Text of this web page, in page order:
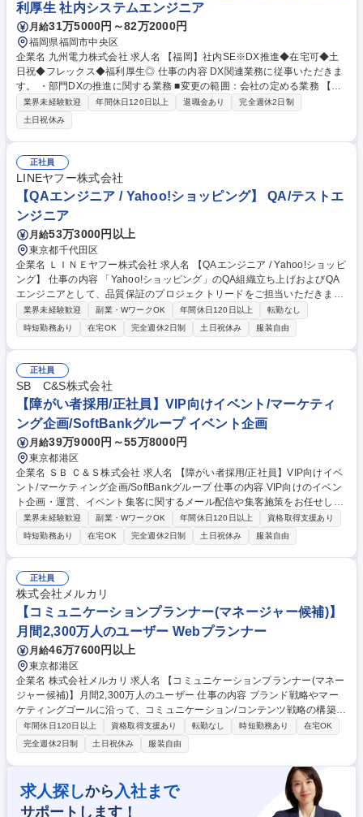
利厚生 社内システムエンジニア
月給31万5000円～82万2000円
福岡県福岡市中央区
企業名 九州電力株式会社 求人名 【福岡】社内SE※DX推進◆在宅可◆土
日祝◆フレックス◆福利厚生◎ 仕事の内容 DX関連業務に従事いただきま
す。 ・部門DXの推進に関する業務 ■変更の範囲：会社の定める業務 【成
長や挑戦を後押しする環境】個人の思い（Will）と九電グループのビジョ
ンを結び付け、人と組織が共に成長しながら価値創出につなげていく人的
資本経営を推進しています。事業を支える専門力の向上に加え、社員の自
律的な成長と学びを支援する教育・研修の充実、多様な人材が活躍できる
環境をつくるための人事評価・処遇制度の見直しなど、自律的な成長・挑
戦を支援する環境整備にも積極的に取り組んでいます。 募集職種 【福
岡】社内SE※DX推進◆在宅可◆土日祝◆フレックス◆福利厚生◎
業界未経験歓迎 年間休日120日以上 退職金あり
完全週休2日制
土日祝休み
正社員
LINEヤフー株式会社
【QAエンジニア / Yahoo!ショッピング】 QA/テストエ
ンジニア
月給53万3000円以上
東京都千代田区
企業名 ＬＩＮＥヤフー株式会社 求人名 【QAエンジニア / Yahoo!ショッピ
ング】 仕事の内容 「Yahoo!ショッピング」のQA組織立ち上げおよびQA
エンジニアとして、品質保証のプロジェクトリードをご担当いただきま
す。これまで「Yahoo!ショッピング」のQA業務は、エンジニアとプロダ
クトマネージャーが 担ってきましたが、サービスの成長・品質課題の高ま
りからQA活動をより促進するために、QA組織の拡大を進めています。■
サービスの特性を考慮した品質目標設定と戦略の策定■品質戦略に基づい
たテスト計画の作成とシステムテスト、受け入れテストの遂行■担当サー
ビスにおけるテストプロセスの設計・運用・実行、および開発チーム内で
の推進■サービス品質向上を意識したサービス企画・技術設計へのQAレビ
ュー 等 募集職種 【QAエンジニア / Yahoo!ショッピング】
業界未経験歓迎 副業・WワークOK 年間休日120日以上
転勤なし
時短勤務あり
在宅OK 完全週休2日制 土日祝休み 服装自由
正社員
SB C&S株式会社
【障がい者採用/正社員】VIP向けイベント/マーケティ
ング企画/SoftBankグループ イベント企画
月給39万9000円～55万8000円
東京都港区
企業名 ＳＢ Ｃ＆Ｓ株式会社 求人名 【障がい者採用/正社員】VIP向けイベ
ント/マーケティング企画/SoftBankグループ 仕事の内容 VIP向けのイベン
ト企画・運営、イベント集客に関するメール配信や集客施策をお任せしま
す。ツール・顧客の関心データ・コンテンツを活用しながら、法人流通事
業全体のデジタルマーケティングを支援する組織です。 ■社内外の各種イ
ベントの企画・運営サポート ■VIPイベントの進行管理 ■イベント当日の運
営・調整※要相談 リスト作成・受付整理 ■関係各所とのコミュニケーショ
ン ※イベント事例：多くの経営層をお招きする大型カンファレンス（年数
回実施）など ※デジタルマーケティングの業務経験もしくは知識ある方
は、デジタルツールをを利用しながら、サイト作成やメール配信、キャン
ペーンの案内など 募集職種 【障がい者採用/正社員】VIP向けイベント/マ
ーケティング企画/SoftBankグループ
業界未経験歓迎 副業・WワークOK 年間休日120日以上
資格取得支援あり
時短勤務あり
在宅OK 完全週休2日制 土日祝休み 服装自由
正社員
株式会社メルカリ
【コミュニケーションプランナー(マネージャー候補)】
月間2,300万人のユーザー Webプランナー
月給46万7600円以上
東京都港区
企業名 株式会社メルカリ 求人名 【コミュニケーションプランナー(マネー
ジャー候補)】月間2,300万人のユーザー 仕事の内容 ブランド戦略やマー
ケティングゴールに沿って、コミュニケーション/コンテンツ戦略の構築お
よび実行を担っていただきます。メルカリのコンテンツ戦略やお客さまと
のコミュニケーションをリードして頂きます。 ■お客さまのニーズやトレ
ンドを分析し、コミュニケーション / コンテンツ戦略に策定 ■ブランドや
プロダクトの価値を伝えるコンテンツやイベントの企画・実行■ブログ記
事、SNS、メール、アプリ内配信、動画コンテンツなどの企画・制作・編
集 ■施策の効果を分析し、KPIに基づいた改善施策の実施 募集職種 【コミ
ュニケーションプランナー(マネージャー候補)】月間2,300万人のユーザー
年間休日120日以上 資格取得支援あり 転勤なし 時短勤務あり
在宅OK
完全週休2日制
土日祝休み 服装自由
求人探しから 入社まで
サポートします！